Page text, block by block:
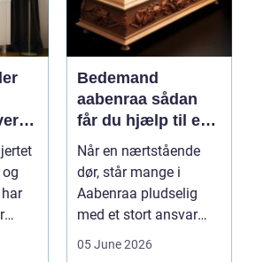
Bedemand
aabenraa sådan
får du hjælp til en
værdig afsked
Når en nærtstående
dør, står mange i
Aabenraa pludselig
med et stort ansvar
midt i sorgen.
05 June 2026